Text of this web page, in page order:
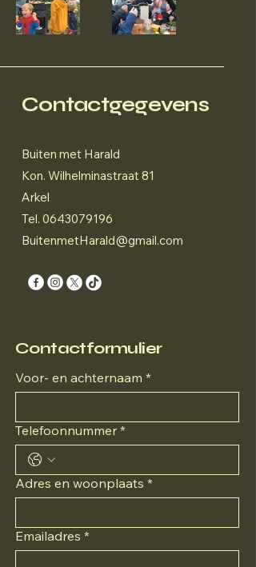
Contactgegevens
Buiten met Harald
Kon. Wilhelminastraat 81
Arkel
Tel. 0643079196
BuitenmetHarald@gmail.com
Voor- en achternaam *
Telefoonnummer *
Adres en woonplaats *
Emailadres *
Contactformulier